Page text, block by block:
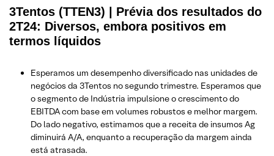
3Tentos (TTEN3) | Prévia dos resultados do
2T24: Diversos, embora positivos em
termos líquidos
Esperamos um desempenho diversificado nas unidades de
negócios da 3Tentos no segundo trimestre. Esperamos que
o segmento de Indústria impulsione o crescimento do
EBITDA com base em volumes robustos e melhor margem.
Do lado negativo, estimamos que a receita de insumos Ag
diminuirá A/A, enquanto a recuperação da margem ainda
está atrasada.